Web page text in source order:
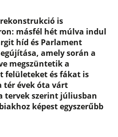
is
másfél hét múlva indul
híd és Parlament
amely során a
megszüntetik a
felületeket és fákat is
tér évek óta várt
tervek szerint júliusban
képest egyszerűbb